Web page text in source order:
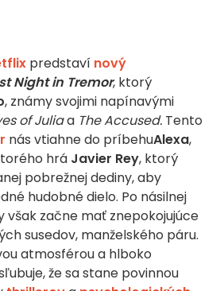
predstaví nový
Night in Tremor, ktorý
, známy svojimi napínavými
of Juliaa The Accused. Tento
nás vtiahne do príbehuAlexa,
hrá Javier Rey, ktorý
pobrežnej dediny, aby
hudobné dielo. Po násilnej
však začne mať znepokojujúce
susedov, manželského páru.
atmosférou a hlboko
že sa stane povinnou